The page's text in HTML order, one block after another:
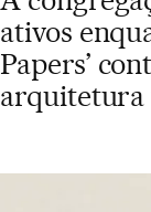
ativos
Papers’
arquitetura